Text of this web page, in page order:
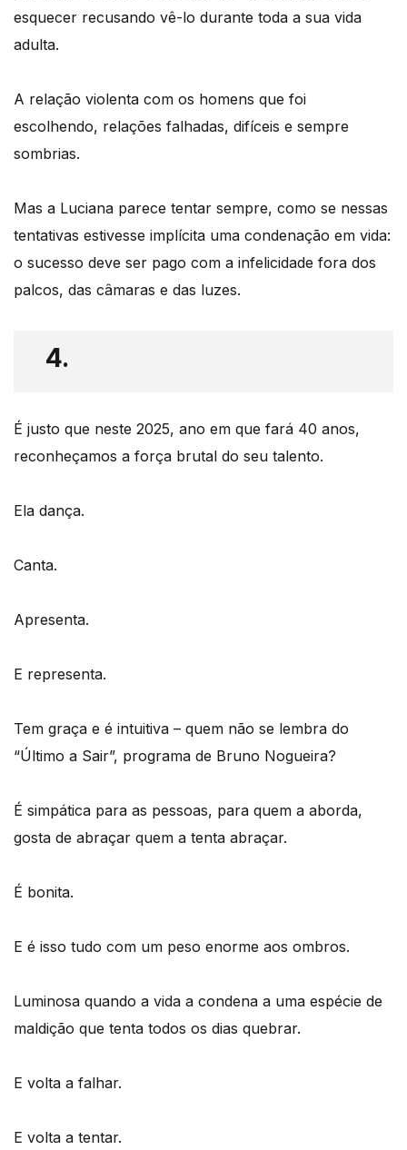
esquecer recusando vê-lo durante toda a sua vida
adulta.
A relação violenta com os homens que foi
escolhendo, relações falhadas, difíceis e sempre
sombrias.
Mas a Luciana parece tentar sempre, como se nessas
tentativas estivesse implícita uma condenação em vida:
o sucesso deve ser pago com a infelicidade fora dos
palcos, das câmaras e das luzes.
4.
É justo que neste 2025, ano em que fará 40 anos,
reconheçamos a força brutal do seu talento.
Ela dança.
Canta.
Apresenta.
E representa.
Tem graça e é intuitiva – quem não se lembra do
“Último a Sair”, programa de Bruno Nogueira?
É simpática para as pessoas, para quem a aborda,
gosta de abraçar quem a tenta abraçar.
É bonita.
E é isso tudo com um peso enorme aos ombros.
Luminosa quando a vida a condena a uma espécie de
maldição que tenta todos os dias quebrar.
E volta a falhar.
E volta a tentar.